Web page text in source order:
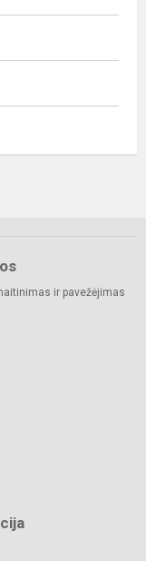
ir pavežėjimas